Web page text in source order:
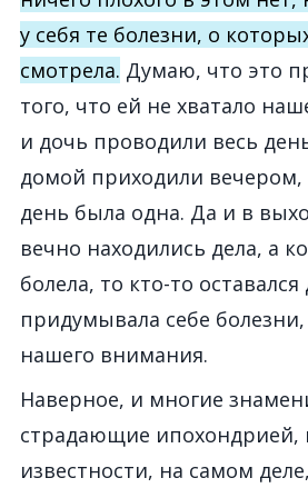
у себя те болезни, о
смотрела. Думаю, что это
того, что ей не хватало
и дочь проводили весь
домой приходили
день была одна. Да и в
вечно находились дела, а
болела, то кто-то
придумывала себе
нашего внимания.
Наверное, и многие
страдающие ипохондрией,
известности, на самом